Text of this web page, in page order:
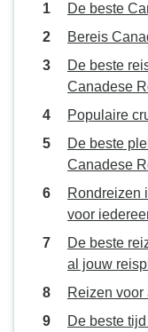
De beste
Bereis
De beste
Canadese
Populaire
De beste
Canadese
Rondreizen
voor
De beste
al jouw
Reizen
De beste